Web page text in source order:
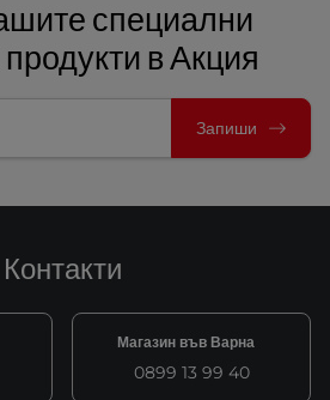
специални
в Акция
Запиши
Контакти
Магазин във Варна
0899 13 99 40